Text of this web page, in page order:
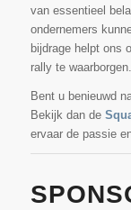
van essentieel
ondernemers
bijdrage helpt ons
rally te waarborgen.
Bent u benieuwd
Bekijk dan de
ervaar de passie